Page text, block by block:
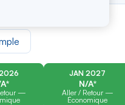
—
JAN 2027
N/A*
Aller / Retour —
Économique